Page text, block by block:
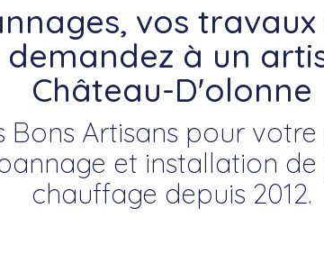
vos
à un
Château-D'olonne
Bons Artisans pour
et installation
chauffage depuis 2012.